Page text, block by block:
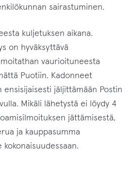
sairastuminen.
kuljetuksen aikana.
on hyväksyttävä
vaurioituneesta
Puotiin. Kadonneet
ensisijaisesti jäljittämään Postin
Mikäli lähetystä ei löydy 4
jättämisestä,
ja kauppasumma